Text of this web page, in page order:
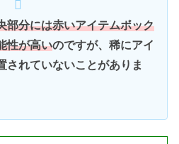
部分には赤いアイテムボック
性が高いのですが、稀にアイ
されていないことがありま